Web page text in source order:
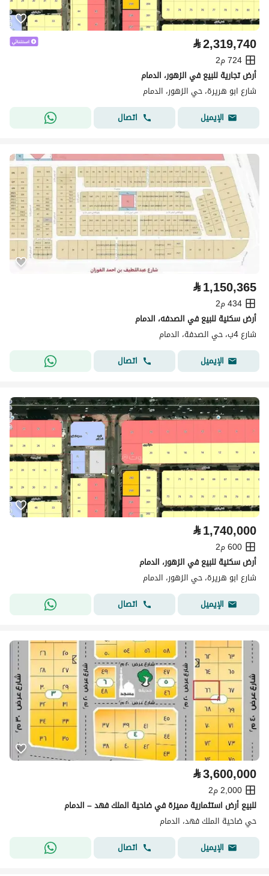
⃁2,319,740
724 م2
أرض تجارية للبيع في الزهور، الدمام
شارع ابو هريرة، حي الزهور، الدمام
الإيميل
اتصال
⃁1,150,365
434 م2
أرض سكنية للبيع في الصدفه، الدمام
شارع 4ب، حي الصدفة، الدمام
الإيميل
اتصال
⃁1,740,000
600 م2
أرض سكنية للبيع في الزهور، الدمام
شارع ابو هريرة، حي الزهور، الدمام
الإيميل
اتصال
⃁3,600,000
2,000 م2
للبيع أرض استثمارية مميزة في ضاحية الملك فهد – الدمام
حي ضاحية الملك فهد، الدمام
الإيميل
اتصال